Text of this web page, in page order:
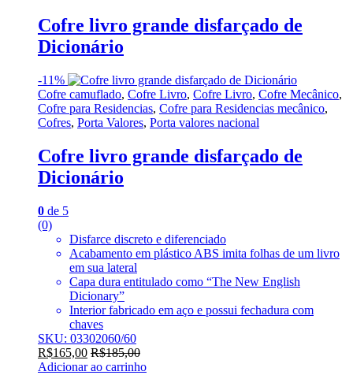
Cofre livro grande disfarçado de
Dicionário
-11%
Cofre camuflado, Cofre Livro, Cofre Livro, Cofre Mecânico,
Cofre para Residencias, Cofre para Residencias mecânico,
Cofres, Porta Valores, Porta valores nacional
Cofre livro grande disfarçado de
Dicionário
0 de 5
(0)
Disfarce discreto e diferenciado
Acabamento em plástico ABS imita folhas de um livro
em sua lateral
Capa dura entitulado como “The New English
Dicionary”
Interior fabricado em aço e possui fechadura com
chaves
SKU: 03302060/60
R$165,00 R$185,00
Adicionar ao carrinho